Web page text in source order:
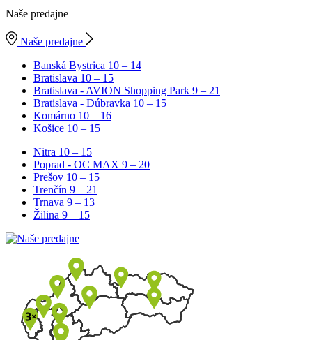
Naše predajne
Naše predajne
Banská Bystrica 10 – 14
Bratislava 10 – 15
Bratislava - AVION Shopping Park 9 – 21
Bratislava - Dúbravka 10 – 15
Komárno 10 – 16
Košice 10 – 15
Nitra 10 – 15
Poprad - OC MAX 9 – 20
Prešov 10 – 15
Trenčín 9 – 21
Trnava 9 – 13
Žilina 9 – 15